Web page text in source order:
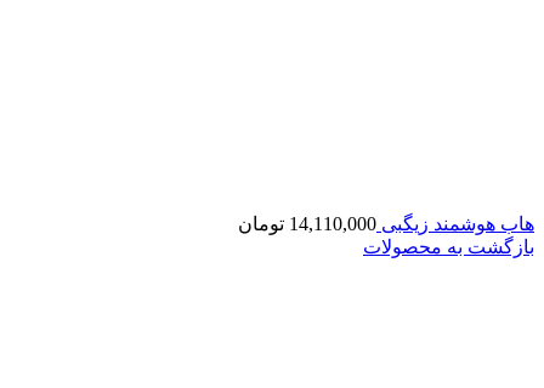
هاب هوشمند زیگبی 14,110,000 تومان
بازگشت به محصولات